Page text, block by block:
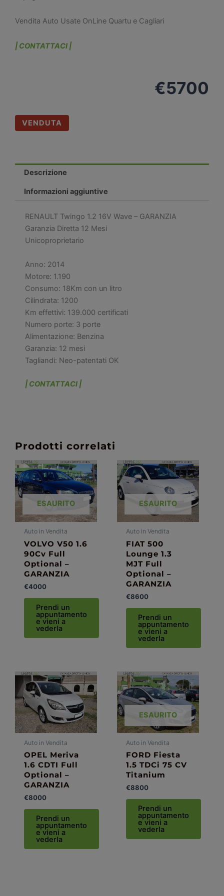
Vendita Auto Usate OnLine Quartu e Cagliari
| CONTATTACI |
€5700
VENDUTA
Descrizione
Informazioni aggiuntive
RENAULT Twingo 1.2 16V Wave – GARANZIA
Garanzia Diretta 12 Mesi
Unicoproprietario
Anno: 2014
Motore: 1.190
Consumo: 18Km con un litro
Cilindrata: 1200
Km effettivi: 139.000 certificati
Numero porte: 3 porte
Alimentazione: Benzina
Garanzia: 12 mesi
Tagliandi: Neo-patentati OK
| CONTATTACI |
Prodotti correlati
ESAURITO
Auto in Vendita
VOLVO V50 1.6
90Cv Full
Optional –
GARANZIA
€4000
Prendi un
appuntamento
e vieni a
vederla
ESAURITO
Auto in Vendita
FIAT 500
Lounge 1.3
MJT Full
Optional –
GARANZIA
€8600
Prendi un
appuntamento
e vieni a
vederla
Auto in Vendita
OPEL Meriva
1.6 CDTI Full
Optional –
GARANZIA
€8000
Prendi un
appuntamento
e vieni a
vederla
ESAURITO
Auto in Vendita
FORD Fiesta
1.5 TDCi 75 CV
Titanium
€8800
Prendi un
appuntamento
e vieni a
vederla